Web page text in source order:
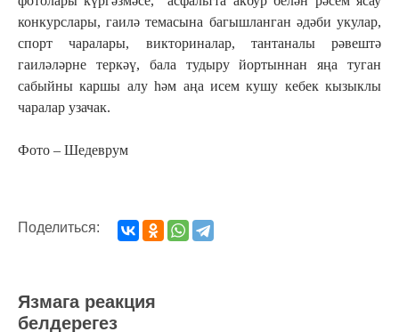
конкурслары, гаилә темасына багышланган әдәби укулар,
спорт чаралары, викториналар, тантаналы рәвештә
гаиләләрне теркәү, бала тудыру йортыннан яңа туган
сабыйны каршы алу һәм аңа исем кушу кебек кызыклы
чаралар узачак.
Фото – Шедеврум
Поделиться:
Язмага реакция
белдерегез